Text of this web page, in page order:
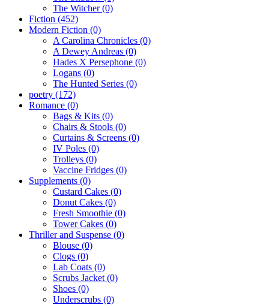
The Witcher(0)
Fiction (452)
Modern Fiction (0)
A Carolina Chronicles (0)
A Dewey Andreas (0)
Hades X Persephone (0)
Logans (0)
The Hunted Series (0)
poetry (172)
Romance (0)
Bags & Kits (0)
Chairs & Stools (0)
Curtains & Screens (0)
IV Poles (0)
Trolleys (0)
Vaccine Fridges (0)
Supplements (0)
Custard Cakes (0)
Donut Cakes (0)
Fresh Smoothie (0)
Tower Cakes (0)
Thriller and Suspense (0)
Blouse (0)
Clogs (0)
Lab Coats (0)
Scrubs Jacket (0)
Shoes (0)
Underscrubs (0)